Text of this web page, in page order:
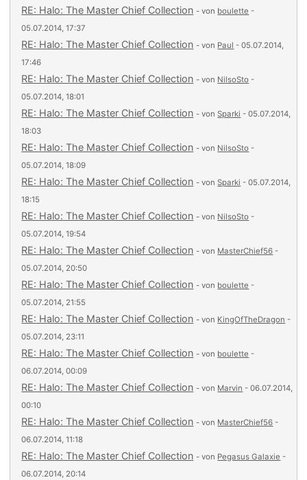
RE: Halo: The Master Chief Collection - von boulette -
05.07.2014, 17:37
RE: Halo: The Master Chief Collection - von Paul - 05.07.2014,
17:46
RE: Halo: The Master Chief Collection - von NilsoSto -
05.07.2014, 18:01
RE: Halo: The Master Chief Collection - vonSparki - 05.07.2014,
18:03
RE: Halo: The Master Chief Collection - von NilsoSto -
05.07.2014, 18:09
RE: Halo: The Master Chief Collection - vonSparki - 05.07.2014,
18:15
RE: Halo: The Master Chief Collection - von NilsoSto -
05.07.2014, 19:54
RE: Halo: The Master Chief Collection - von MasterChief56 -
05.07.2014, 20:50
RE: Halo: The Master Chief Collection - von boulette -
05.07.2014, 21:55
RE: Halo: The Master Chief Collection - von KingOfTheDragon -
05.07.2014, 23:11
RE: Halo: The Master Chief Collection - von boulette -
06.07.2014, 00:09
RE: Halo: The Master Chief Collection - von Marvin - 06.07.2014,
00:10
RE: Halo: The Master Chief Collection - von MasterChief56 -
06.07.2014, 11:18
RE: Halo: The Master Chief Collection - von Pegasus Galaxie -
06.07.2014, 20:14